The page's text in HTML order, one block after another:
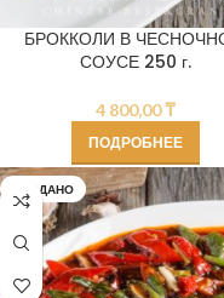
БРОККОЛИ В
СОУСЕ 250 г.
4 800,00₸
ПОДРОБНЕЕ
ПРОДАНО